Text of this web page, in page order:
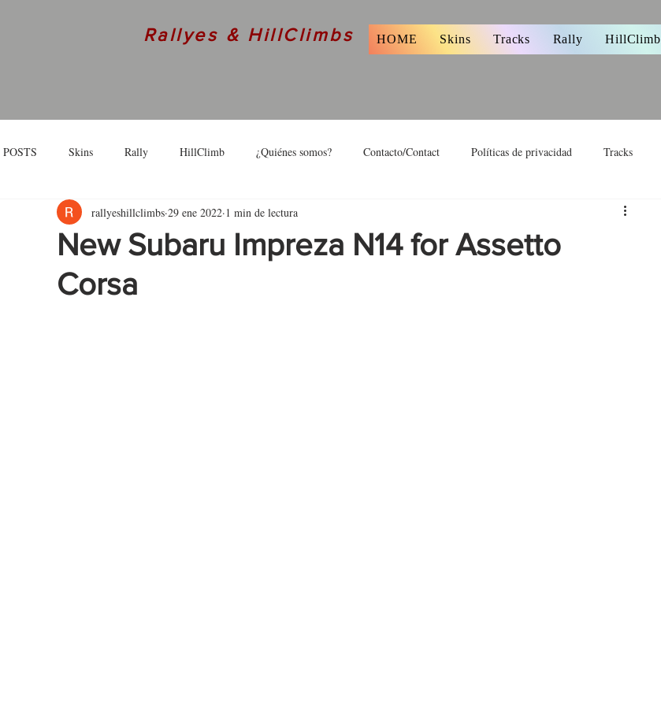
Rallyes & HillClimbs HOME Skins Tracks Rally HillClimb
Skins Rally HillClimb ¿Quiénes somos? Contacto/Contact Políticas de privacidad Tracks
Interview
New Subaru Impreza N14 for Assetto
Corsa
rallyeshillclimbs 29 ene 2022 1 min de lectura